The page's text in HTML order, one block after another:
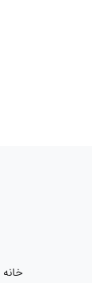
خانه